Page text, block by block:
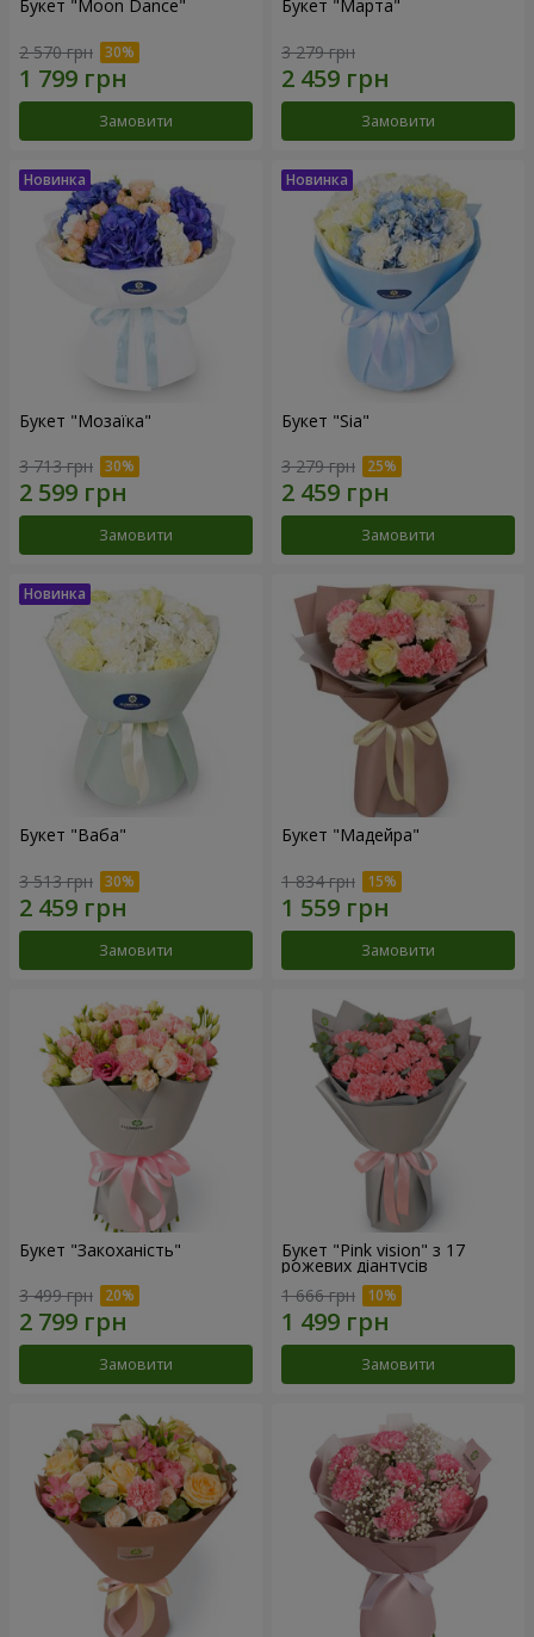
Букет "Moon Dance"
2 570 грн
Замовити
Букет "Марта"
3 279 грн
Замовити
Букет "Мозаїка"
3 713 грн
Замовити
Букет "Sia"
3 279 грн
Замовити
Букет "Ваба"
3 513 грн
Замовити
Букет "Мадейра"
1 834 грн
Замовити
Букет "Закоханість"
3 499 грн
Замовити
Букет "Pink vision" з 17
рожевих діантусів
1 666 грн
Замовити